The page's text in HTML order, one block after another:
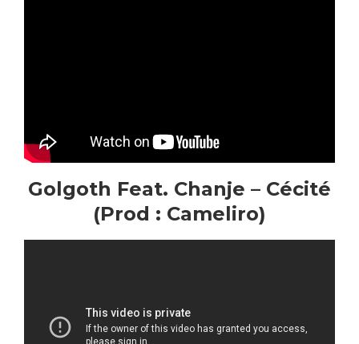
Golgoth Feat. Chanje – Cécité
(Prod : Cameliro)